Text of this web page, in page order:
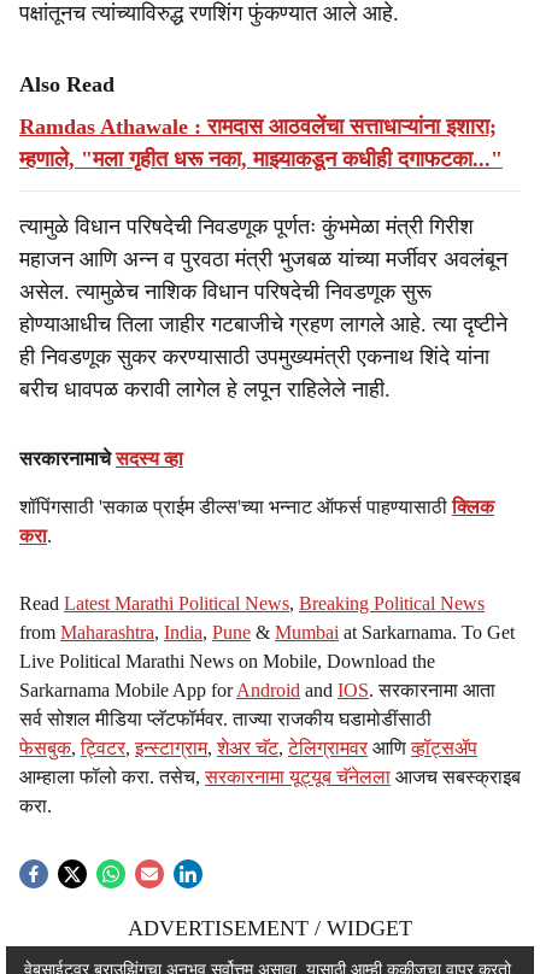
पक्षांतूनच त्यांच्याविरुद्ध रणशिंग फुंकण्यात आले आहे.
Also Read
Ramdas Athawale : रामदास आठवलेंचा सत्ताधाऱ्यांना इशारा;
म्हणाले, "मला गृहीत धरू नका, माझ्याकडून कधीही दगाफटका..."
त्यामुळे विधान परिषदेची निवडणूक पूर्णतः कुंभमेळा मंत्री गिरीश
महाजन आणि अन्न व पुरवठा मंत्री भुजबळ यांच्या मर्जीवर अवलंबून
असेल. त्यामुळेच नाशिक विधान परिषदेची निवडणूक सुरू
होण्याआधीच तिला जाहीर गटबाजीचे ग्रहण लागले आहे. त्या दृष्टीने
ही निवडणूक सुकर करण्यासाठी उपमुख्यमंत्री एकनाथ शिंदे यांना
बरीच धावपळ करावी लागेल हे लपून राहिलेले नाही.
सरकारनामाचेसदस्य व्हा
शॉपिंगसाठी 'सकाळ प्राईम डील्स'च्या भन्नाट ऑफर्स पाहण्यासाठीक्लिक
करा.
Read Latest Marathi Political News, Breaking Political News
from Maharashtra, India, Pune & Mumbai at Sarkarnama. To Get
Live Political Marathi News on Mobile, Download the
Sarkarnama Mobile App forAndroid and IOS. सरकारनामा आता
सर्व सोशल मीडिया प्लॅटफॉर्मवर. ताज्या राजकीय घडामोडींसाठी
फेसबुक,ट्विटर,इन्स्टाग्राम,शेअर चॅट,टेलिग्रामवर आणिव्हॉट्सॲप
आम्हाला फॉलो करा. तसेच,सरकारनामा यूट्यूब चॅनेलला आजच सबस्क्राइब
करा.
ADVERTISEMENT / WIDGET
वेबसाईटवर ब्राउझिंगचा अनुभव सर्वोत्तम असावा, यासाठी आम्ही कुकीजचा वापर करतो.